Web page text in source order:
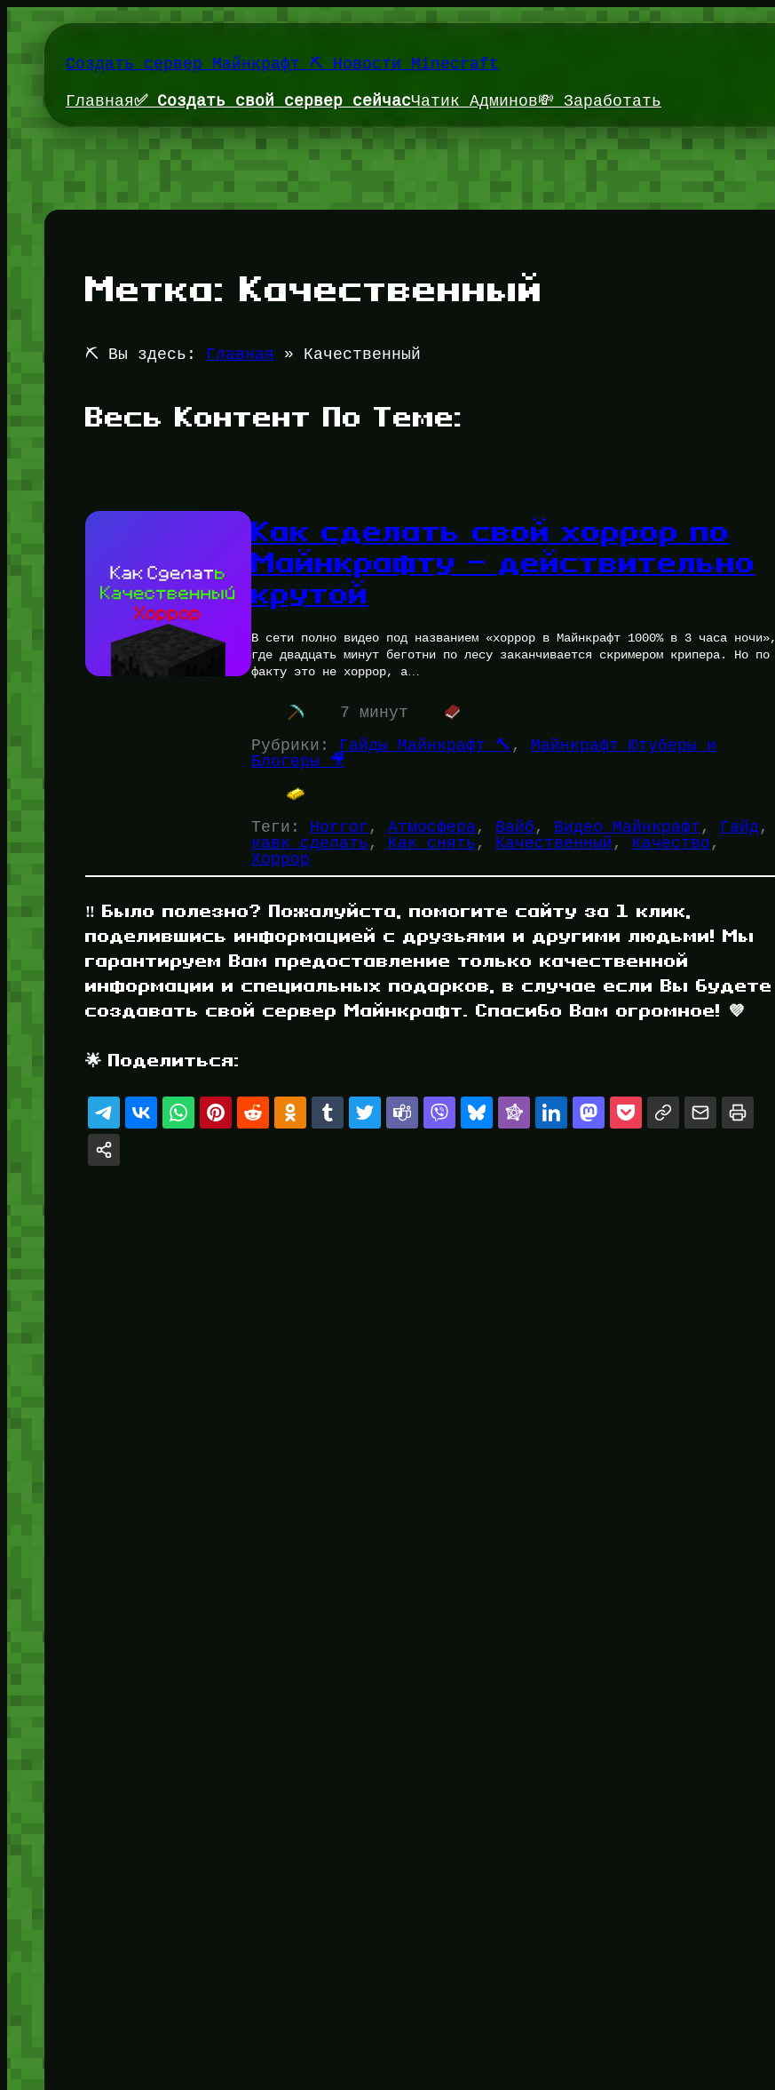
содержимомуСоздать сервер Майнкрафт ⛏️ Новости Minecraft
Главная✅ Создать свой сервер сейчасЧатик Админов💸 Заработать
Метка:Качественный
⛏️ Вы здесь: Главная » Качественный
Весь Контент По Теме:
Как сделать свой хоррор по
Майнкрафту — действительно
крутой
В сети полно видео под названием «хоррор в Майнкрафт 1000% в 3 часа ночи»,
где двадцать минут беготни по лесу заканчивается скримером крипера. Но по
факту это не хоррор, а…
7 минут
Рубрики:
Гайды Майнкрафт 🔨 , Майнкрафт Ютуберы и
Блогеры 🎥
Теги: Horror , Атмосфера, Вайб , Видео Майнкрафт , Гайд
кавк сделать , Как снять , Качественный , Качество
Хоррор
‼️ Было полезно? Пожалуйста, помогите сайту за 1 клик,
поделившись информацией с друзьями и другими людьми! Мы
гарантируем Вам предоставление только качественной
информации и специальных подарков, в случае если Вы будете
создавать свой сервер Майнкрафт. Спасибо Вам огромное! 💜
🌟 Поделиться: